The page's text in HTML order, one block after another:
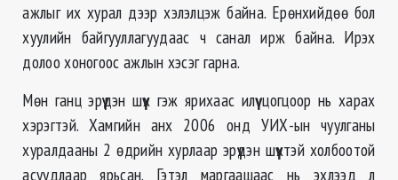
ажлыг их хурал дээр хэлэлцэж байна. Ерөнхийдөө бол
хуулийн байгууллагуудаас ч санал ирж байна. Ирэх
долоо хоногоос ажлын хэсэг гарна.
Мөн ганц эрүүдэн шүүх гэж ярихаас илүү цогцоор нь харах
хэрэгтэй. Хамгийн анх 2006 онд УИХ-ын чуулганы
хуралдааны 2 өдрийн хурлаар эрүүдэн шүүхтэй холбоотой
асуудлаар ярьсан. Гэтэл маргаашаас нь эхлээд л